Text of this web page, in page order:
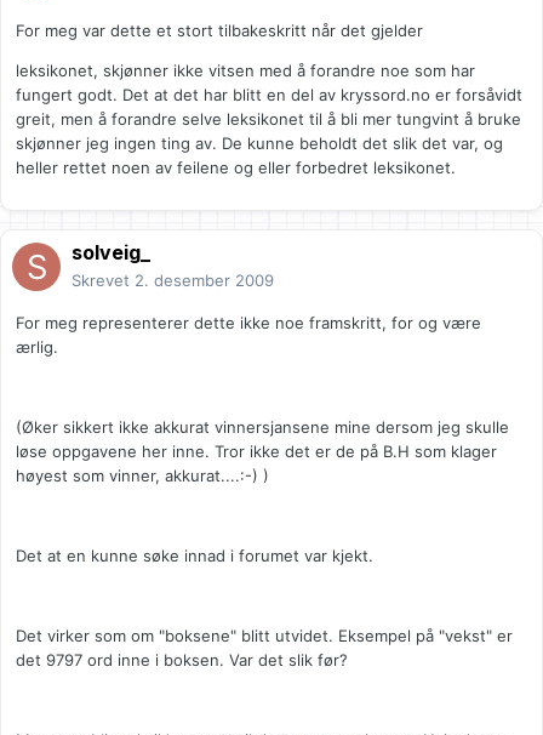
For meg var dette et stort tilbakeskritt når det gjelder
leksikonet, skjønner ikke vitsen med å forandre noe som har
fungert godt. Det at det har blitt en del av kryssord.no er forsåvidt
greit, men å forandre selve leksikonet til å bli mer tungvint å bruke
skjønner jeg ingen ting av. De kunne beholdt det slik det var, og
heller rettet noen av feilene og eller forbedret leksikonet.
solveig_
Skrevet 2. desember 2009
For meg representerer dette ikke noe framskritt, for og være
ærlig.
(Øker sikkert ikke akkurat vinnersjansene mine dersom jeg skulle
løse oppgavene her inne. Tror ikke det er de på B.H som klager
høyest som vinner, akkurat....:-) )
Det at en kunne søke innad i forumet var kjekt.
Det virker som om "boksene" blitt utvidet. Eksempel på "vekst" er
det 9797 ord inne i boksen. Var det slik før?